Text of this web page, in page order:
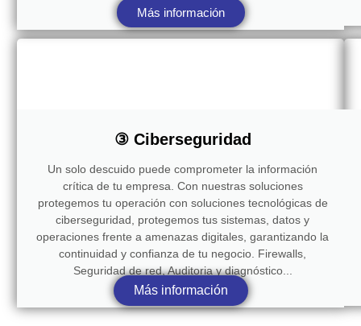
Más información
③ Ciberseguridad
Un solo descuido puede comprometer la información
crítica de tu empresa. Con nuestras soluciones
protegemos tu operación con soluciones tecnológicas de
ciberseguridad, protegemos tus sistemas, datos y
operaciones frente a amenazas digitales, garantizando la
continuidad y confianza de tu negocio. Firewalls,
Seguridad de red, Auditoria y diagnóstico...
Más información